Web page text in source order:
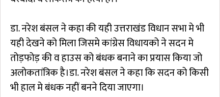
डा. नरेश बंसल ने कहा की यही उत्तराखंड विधान सभा मे भी
यही देखने को मिला जिसमे कांग्रेस विधायको ने सदन मे
तोड़फोड़ की व हाउस को बंधक बनाने का प्रयास किया जो
अलोकतांत्रिक है।डा. नरेश बंसल ने कहा कि सदन को किसी
भी हाल मे बंधक नहीं बनने दिया जाएगा।